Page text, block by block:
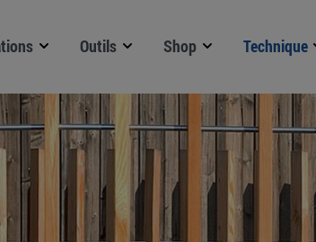
Outils Shop Technique